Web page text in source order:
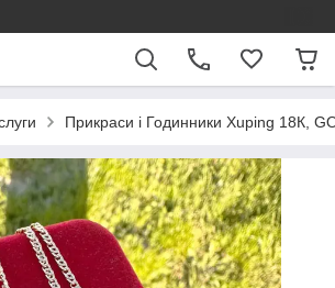
Прикраси і Годинники Xuping 18К,